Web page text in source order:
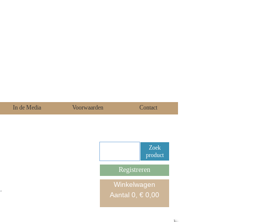
Zoek
product
In de Media Voorwaarden Contact
Registreren
Winkelwagen
Aantal 0 , € 0,00